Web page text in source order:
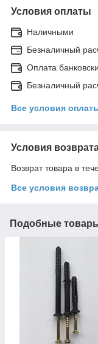
Условия оплаты
Наличными
Безналичный
Оплата
Безналичный
Все условия
Условия
Возврат товара в
Все условия
Подобные